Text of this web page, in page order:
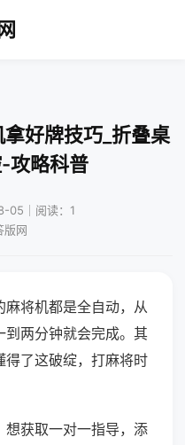
好牌技巧_折叠桌
攻略科普
05｜阅读：1
版网
将机都是全自动，从
到两分钟就会完成。其
得了这破绽，打麻将时
想获取一对一指导，添